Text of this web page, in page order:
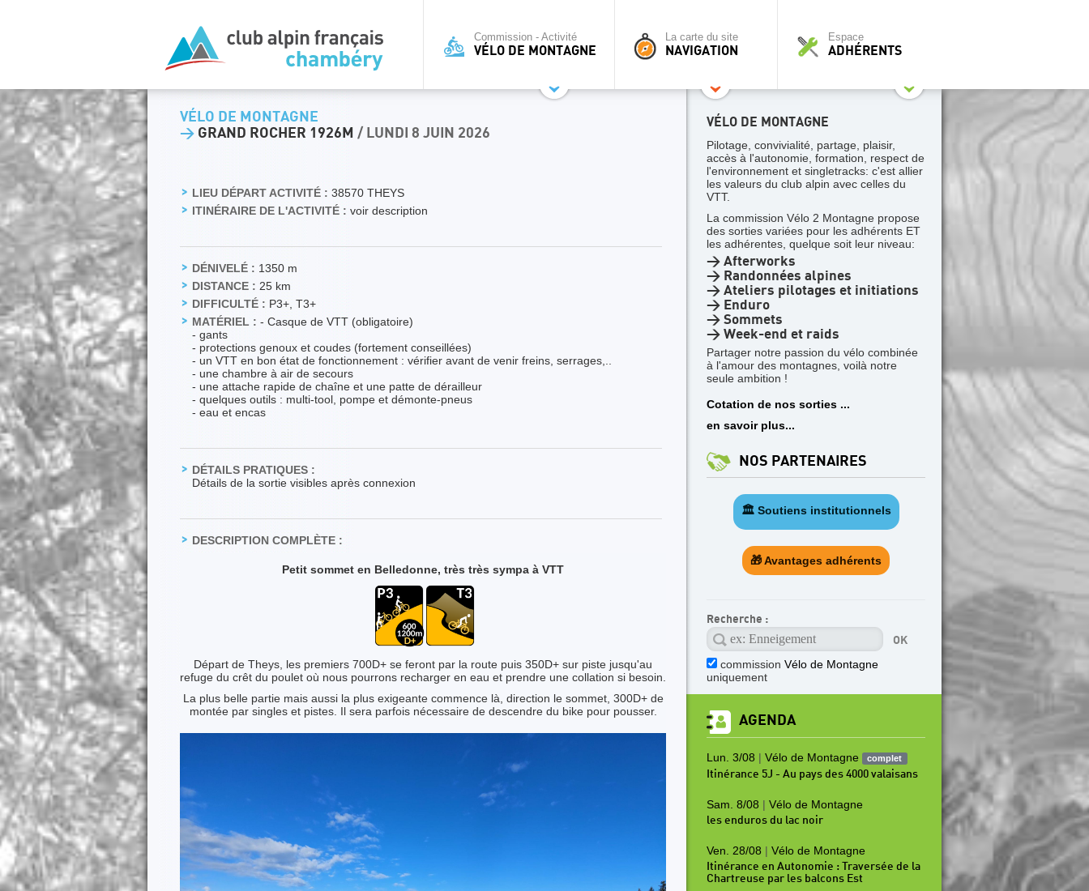
Commission - Activité
VÉLO DE MONTAGNE
La carte du site
NAVIGATION
Espace
ADHÉRENTS
VÉLO DE MONTAGNE
> GRAND ROCHER 1926M / LUNDI 8 JUIN 2026
LIEU DÉPART ACTIVITÉ : 38570 THEYS
ITINÉRAIRE DE L'ACTIVITÉ : voir description
DÉNIVELÉ : 1350 m
DISTANCE : 25 km
DIFFICULTÉ : P3+, T3+
MATÉRIEL : - Casque de VTT (obligatoire)
- gants
- protections genoux et coudes (fortement conseillées)
- un VTT en bon état de fonctionnement : vérifier avant de venir freins, serrages,..
- une chambre à air de secours
- une attache rapide de chaîne et une patte de dérailleur
- quelques outils : multi-tool, pompe et démonte-pneus
- eau et encas
DÉTAILS PRATIQUES :
Détails de la sortie visibles après connexion
DESCRIPTION COMPLÈTE :
Petit sommet en Belledonne, très très sympa à VTT
Départ de Theys, les premiers 700D+ se feront par la route puis 350D+ sur piste jusqu'au
refuge du crêt du poulet où nous pourrons recharger en eau et prendre une collation si besoin.
La plus belle partie mais aussi la plus exigeante commence là, direction le sommet, 300D+ de
montée par singles et pistes. Il sera parfois nécessaire de descendre du bike pour pousser.
VÉLO DE MONTAGNE
Pilotage, convivialité, partage, plaisir,
accès à l'autonomie, formation, respect de
l'environnement et singletracks: c'est allier
les valeurs du club alpin avec celles du
VTT.
La commission Vélo 2 Montagne propose
des sorties variées pour les adhérents ET
les adhérentes, quelque soit leur niveau:
> Afterworks
> Randonnées alpines
> Ateliers pilotages et initiations
> Enduro
> Sommets
> Week-end et raids
Partager notre passion du vélo combinée
à l'amour des montagnes, voilà notre
seule ambition !
Cotation de nos sorties ...
en savoir plus...
NOS PARTENAIRES
🏛️ Soutiens institutionnels
🎁 Avantages adhérents
Recherche :
commission Vélo de Montagne
uniquement
AGENDA
Lun. 3/08 | Vélo de Montagne complet
Itinérance 5J - Au pays des 4000 valaisans
Sam. 8/08 | Vélo de Montagne
les enduros du lac noir
Ven. 28/08 | Vélo de Montagne
Itinérance en Autonomie : Traversée de la
Chartreuse par les balcons Est